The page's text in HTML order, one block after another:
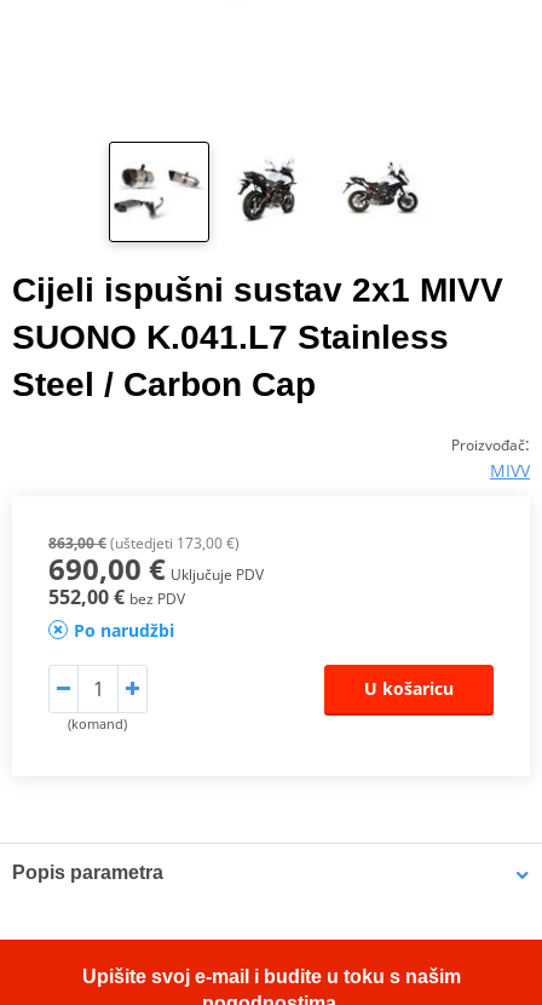
Cijeli ispušni sustav 2x1 MIVV
SUONO K.041.L7 Stainless
Steel / Carbon Cap
Proizvođač:
MIVV
863,00 €(uštedjeti 173,00 €)
690,00 € Uključuje PDV
552,00 € bez PDV
Po narudžbi
(komand)
U košaricu
Popis parametra
APPROVAL
EC approved (Euro3)
Upišite svoj e-mail i budite u toku s našim